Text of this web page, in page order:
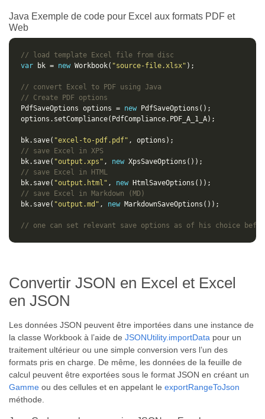
Java Exemple de code pour Excel aux formats PDF et
Web
// load template Excel file from disc
var bk = new Workbook( "source-file.xlsx"
// convert Excel to PDF using Java
// Create PDF options
PdfSaveOptions options = new
bk.save( "excel-to-pdf.pdf"
// save Excel in XPS
bk.save( "output.xps" , new
// save Excel in HTML
bk.save( "output.html" , new
// save Excel in Markdown (MD)
bk.save( "output.md" , new
// one can set relevant save options as of his choice
Convertir JSON en Excel et Excel
en JSON
Les données JSON peuvent être importées dans une instance de
la classe Workbook à l’aide de JSONUtility.importData pour un
traitement ultérieur ou une simple conversion vers l’un des
formats pris en charge. De même, les données de la feuille de
calcul peuvent être exportées sous le format JSON en créant un
Gamme ou des cellules et en appelant le exportRangeToJson
méthode.